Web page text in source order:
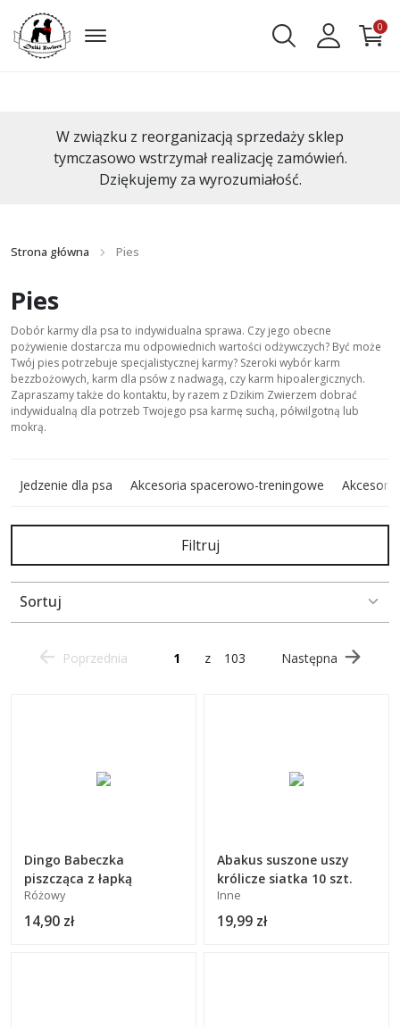
0
W związku z reorganizacją sprzedaży sklep
tymczasowo wstrzymał realizację zamówień.
Dziękujemy za wyrozumiałość.
Strona główna Pies
Pies
Dobór karmy dla psa to indywidualna sprawa. Czy jego obecne
pożywienie dostarcza mu odpowiednich wartości odżywczych? Być może
Twój pies potrzebuje specjalistycznej karmy? Szeroki wybór karm
bezzbożowych, karm dla psów z nadwagą, czy karm hipoalergicznych.
Zapraszamy także do kontaktu, by razem z Dzikim Zwierzem dobrać
indywidualną dla potrzeb Twojego psa karmę suchą, półwilgotną lub
mokrą.
Jedzenie dla psa Akcesoria spacerowo-treningowe
Filtruj
Sortuj
Poprzednia z 103 Następna
Dingo Babeczka
piszcząca z łapką
Różowy
14,90 zł
Abakus suszone uszy
królicze siatka 10 szt.
Inne
19,99 zł